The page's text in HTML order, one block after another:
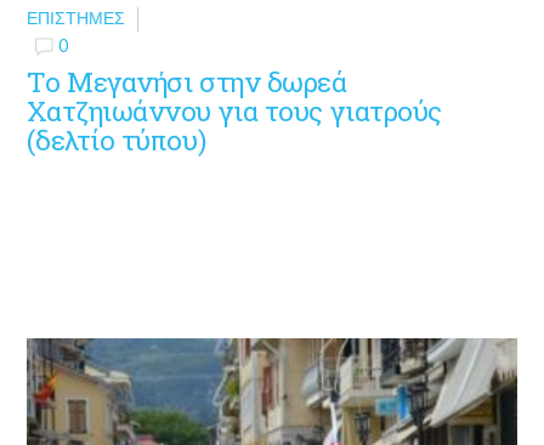
ΕΠΙΣΤΉΜΕΣ
0
To Μεγανήσι στην δωρεά
Χατζηιωάννου για τους γιατρούς
(δελτίο τύπου)